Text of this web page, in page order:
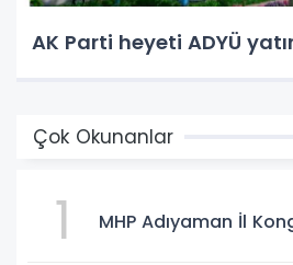
AK Parti heyeti ADYÜ
Çok Okunanlar
1 MHP Adıyaman İl